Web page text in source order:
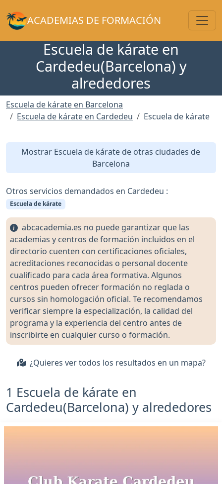
ACADEMIAS DE FORMACIÓN
Escuela de kárate en
Cardedeu(Barcelona) y
alrededores
Escuela de kárate en Barcelona
Escuela de kárate en Cardedeu
Escuela de kárate
Mostrar Escuela de kárate de otras ciudades de
Barcelona
Otros servicios demandados en Cardedeu :
Escuela de kárate
abcacademia.es no puede garantizar que las
academias y centros de formación incluidos en el
directorio cuenten con certificaciones oficiales,
acreditaciones reconocidas o personal docente
cualificado para cada área formativa. Algunos
centros pueden ofrecer formación no reglada o
cursos sin homologación oficial. Te recomendamos
verificar siempre la especialización, la calidad del
programa y la experiencia del centro antes de
inscribirte en cualquier curso o formación.
¿Quieres ver todos los resultados en un mapa?
1 Escuela de kárate en
Cardedeu(Barcelona) y alrededores